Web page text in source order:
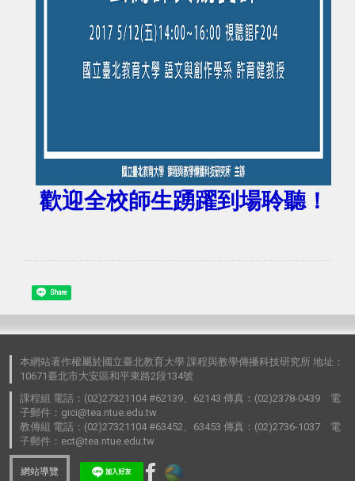
歡迎全校師生踴躍到場聆聽！
Share
本網站著作權屬於國立臺北教育大學 課程與教學傳播科技研究所 地址：
10671臺北市大安區和平東路2段134號
課程組 電話：(02)27321104 #62139、62143 傳真：(02)2378-0439 電
子郵件：gici@tea.ntue.edu.tw
教傳組 電話：(02)27321104 #63452、63453 傳真：(02)2736-1037 電
子郵件：ect@tea.ntue.edu.tw
網站導覽